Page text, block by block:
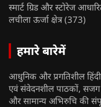
स्मार्ट ग्रिड और स्टोरेज
लचीला ऊर्जा क्षेत्र (373)
हमारे बारेमें
आधुनिक और प्रगतिशील हिंदी
एवं संवेदनशील पाठकों, सजग
और सामान्य अभिरुचि की